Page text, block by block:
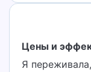
Цены и
Я